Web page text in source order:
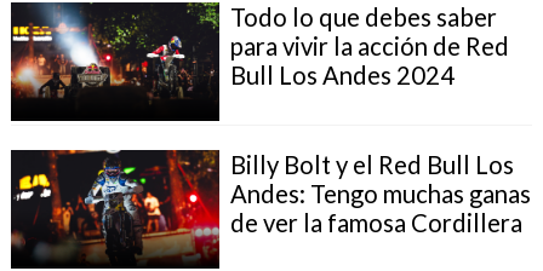
Todo lo que debes saber
para vivir la acción de Red
Bull Los Andes 2024
Billy Bolt y el Red Bull Los
Andes: Tengo muchas ganas
de ver la famosa Cordillera